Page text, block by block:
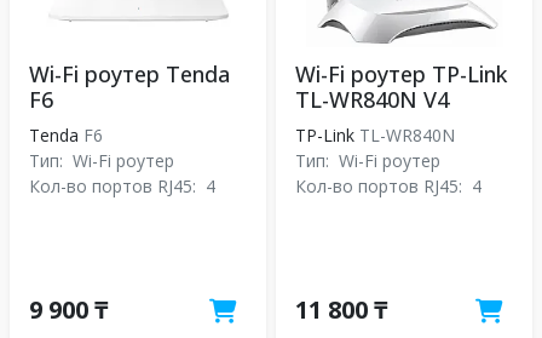
Wi-Fi роутер Tenda
F6
Tenda F6
Тип: Wi-Fi роутер
Кол-во портов RJ45: 4
9 900 ₸
Wi-Fi роутер TP-Link
TL-WR840N V4
TP-Link TL-WR840N
Тип: Wi-Fi роутер
Кол-во портов RJ45: 4
11 800 ₸